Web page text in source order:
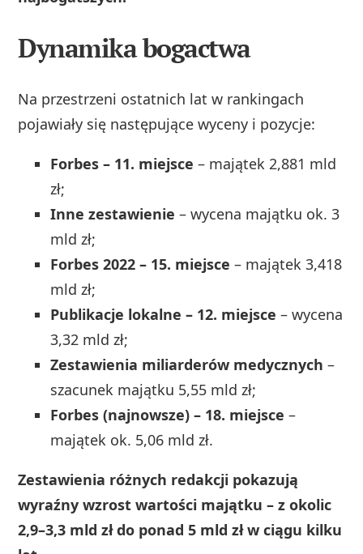
Dynamika bogactwa
Na przestrzeni ostatnich lat w rankingach
pojawiały się następujące wyceny i pozycje:
Forbes – 11. miejsce – majątek 2,881 mld
zł;
Inne zestawienie – wycena majątku ok. 3
mld zł;
Forbes 2022 – 15. miejsce – majątek 3,418
mld zł;
Publikacje lokalne – 12. miejsce – wycena
3,32 mld zł;
Zestawienia miliarderów medycznych –
szacunek majątku 5,55 mld zł;
Forbes (najnowsze) – 18. miejsce –
majątek ok. 5,06 mld zł.
Zestawienia różnych redakcji pokazują
wyraźny wzrost wartości majątku – z okolic
2,9–3,3 mld zł do ponad 5 mld zł w ciągu kilku